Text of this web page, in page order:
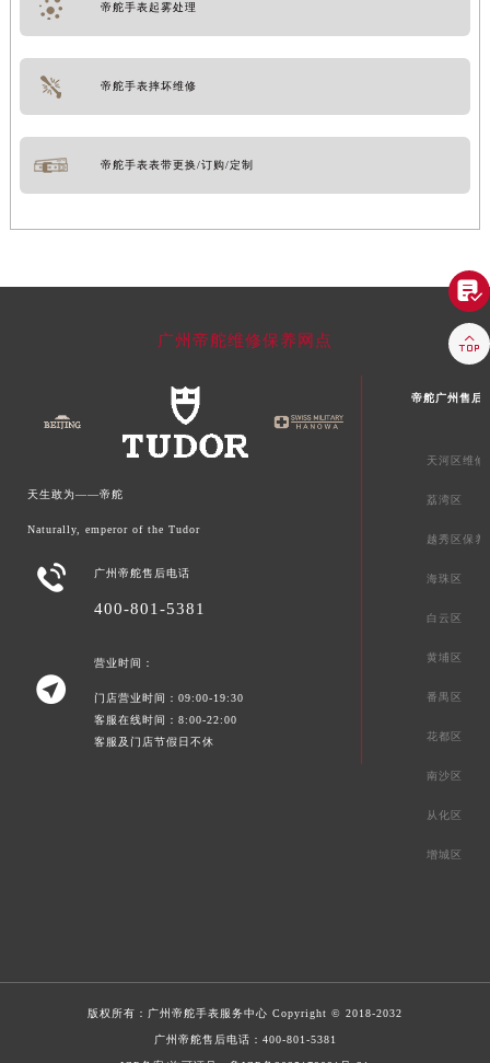
帝舵手表起雾处理
帝舵手表摔坏维修
帝舵手表表带更换/订购/定制
广州帝舵维修保养网点
天生敢为——帝舵
Naturally, emperor of the Tudor
 广州帝舵售后电话
400-801-5381

营业时间：
门店营业时间：09:00-19:30
客服在线时间：8:00-22:00
客服及门店节假日不休
帝舵广州售后
天河区维修
荔湾区
越秀区保养
海珠区
白云区
黄埔区
番禺区
花都区
南沙区
从化区
增城区
版权所有： 广州帝舵手表服务中心 Copyright © 2018-2032
广州帝舵售后电话： 400-801-5381

